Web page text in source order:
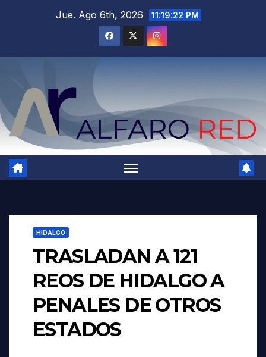
Jue. Ago 6th, 2026 11:19:23 PM
HIDALGO
TRASLADAN A 121
REOS DE HIDALGO A
PENALES DE OTROS
ESTADOS